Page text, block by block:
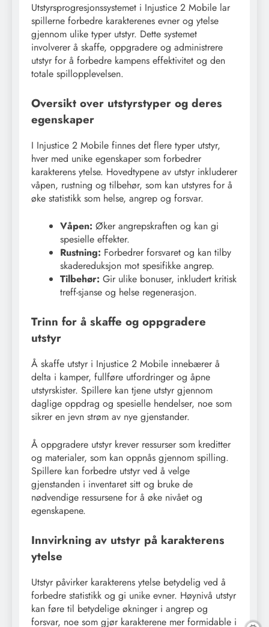
Utstyrsprogresjonssystemet i Injustice 2 Mobile lar
spillerne forbedre karakterenes evner og ytelse
gjennom ulike typer utstyr. Dette systemet
involverer å skaffe, oppgradere og administrere
utstyr for å forbedre kampens effektivitet og den
totale spillopplevelsen.
Oversikt over utstyrstyper og deres
egenskaper
I Injustice 2 Mobile finnes det flere typer utstyr,
hver med unike egenskaper som forbedrer
karakterens ytelse. Hovedtypene av utstyr inkluderer
våpen, rustning og tilbehør, som kan utstyres for å
øke statistikk som helse, angrep og forsvar.
Våpen: Øker angrepskraften og kan gi
spesielle effekter.
Rustning: Forbedrer forsvaret og kan tilby
skadereduksjon mot spesifikke angrep.
Tilbehør: Gir ulike bonuser, inkludert kritisk
treff-sjanse og helse regenerasjon.
Trinn for å skaffe og oppgradere
utstyr
Å skaffe utstyr i Injustice 2 Mobile innebærer å
delta i kamper, fullføre utfordringer og åpne
utstyrskister. Spillere kan tjene utstyr gjennom
daglige oppdrag og spesielle hendelser, noe som
sikrer en jevn strøm av nye gjenstander.
Å oppgradere utstyr krever ressurser som kreditter
og materialer, som kan oppnås gjennom spilling.
Spillere kan forbedre utstyr ved å velge
gjenstanden i inventaret sitt og bruke de
nødvendige ressursene for å øke nivået og
egenskapene.
Innvirkning av utstyr på karakterens
ytelse
Utstyr påvirker karakterens ytelse betydelig ved å
forbedre statistikk og gi unike evner. Høynivå utstyr
kan føre til betydelige økninger i angrep og
forsvar, noe som gjør karakterene mer formidable i